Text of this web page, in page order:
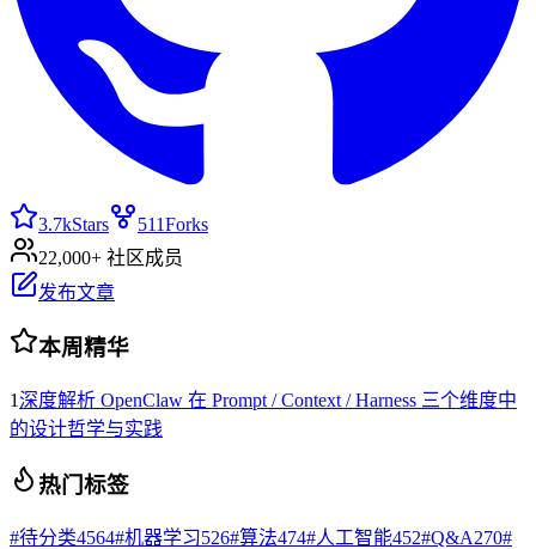
3.7kStars 511Forks
22,000+ 社区成员
发布文章
本周精华
1深度解析 OpenClaw 在 Prompt / Context / Harness 三个维度中
的设计哲学与实践
热门标签
#待分类4564#机器学习526#算法474#人工智能452#Q&A270#